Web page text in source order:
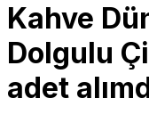
Kahve
Dolgulu
adet